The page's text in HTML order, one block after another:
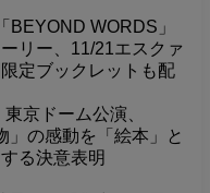
まで素晴らしい演技
てくれたチャンネル
めて、一緒にお祝い
BEYOND WORDS」
リー、11/21エスクァ
定ブックレットも配
京ドーム公演、
」の感動を「絵本」と
る決意表明